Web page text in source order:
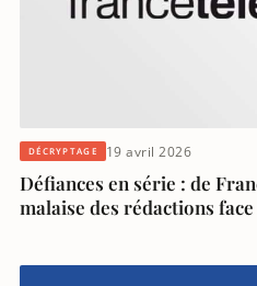
DÉCRYPTAGE 19 avril 2026
Défiances en série : de
malaise des rédactions